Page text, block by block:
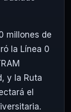
millones de
la Línea 0
y la Ruta
el